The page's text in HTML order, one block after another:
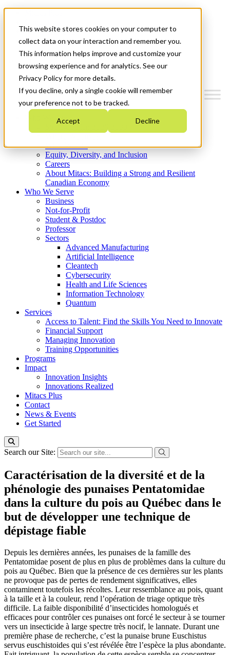
This website stores cookies on your computer to
collect data on your interaction and remember you.
This information helps improve and customize your
browsing experience and for analytics. See our
Privacy Policy for more details.
If you decline, only a single cookie will remember
your preference not to be tracked.
Accept Decline
News & Events
Get Started
Menu
Who We Are
Strategic Plan 2026-2030
What We Do
Equity, Diversity, and Inclusion
Careers
About Mitacs: Building a Strong and Resilient
Canadian Economy
Who We Serve
Business
Not-for-Profit
Student & Postdoc
Professor
Sectors
Advanced Manufacturing
Artificial Intelligence
Cleantech
Cybersecurity
Health and Life Sciences
Information Technology
Quantum
Services
Access to Talent: Find the Skills You Need to Innovate
Financial Support
Managing Innovation
Training Opportunities
Programs
Impact
Innovation Insights
Innovations Realized
Mitacs Plus
Contact
News & Events
Get Started
Search our Site:
Caractérisation de la diversité et de la
phénologie des punaises Pentatomidae
dans la culture du pois au Québec dans le
but de développer une technique de
dépistage fiable
Depuis les dernières années, les punaises de la famille des
Pentatomidae posent de plus en plus de problèmes dans la culture du
pois au Québec. Bien que la présence de ces dernières sur les plants
ne provoque pas de pertes de rendement significatives, elles
contaminent toutefois les récoltes. Leur ressemblance au pois, quant
à la taille et à la couleur, rend l’opération de triage optique très
difficile. La faible disponibilité d’insecticides homologués et
efficaces pour contrôler ces punaises ont forcé le secteur à se tourner
vers un insecticide à large spectre très nocif, le lannate. Durant une
première phase de recherche, c’est la punaise brune Euschistus
servus euschistoides qui s’est révélée être l’espèce la plus abondante.